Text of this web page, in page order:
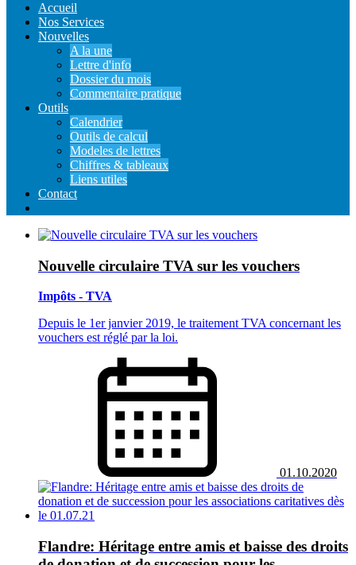
Accueil
Nos Services
Nouvelles
A la une
Lettre d'info
Dossier du mois
Commentaire pratique
Outils
Calendrier
Outils de calcul
Modeles de lettres
Chiffres & tableaux
Liens utiles
Contact
Nouvelle circulaire TVA sur les vouchers
Impôts - TVA
Depuis le 1er janvier 2019, le traitement TVA concernant les
vouchers est réglé par la loi.
01.10.2020
Flandre: Héritage entre amis et baisse des droits